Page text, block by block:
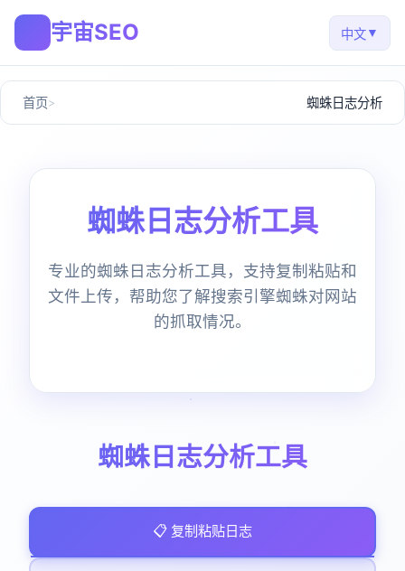
宇宙SEO 中文▼
首页 蜘蛛日志分析
蜘蛛日志分析工具
专业的蜘蛛日志分析工具，支持复制粘贴和
文件上传，帮助您了解搜索引擎蜘蛛对网站
的抓取情况。
蜘蛛日志分析工具
📋 复制粘贴日志